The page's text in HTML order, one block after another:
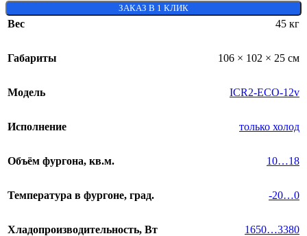
ЗАКАЗ В 1 КЛИК
Вес 45 кг
Габариты 106 × 102 × 25 см
Модель ICR2-ECO-12v
Исполнение только холод
Объём фургона, кв.м. 10…18
Температура в фургоне, град. -20…0
Хладопроизводительность, Вт 1650…3380